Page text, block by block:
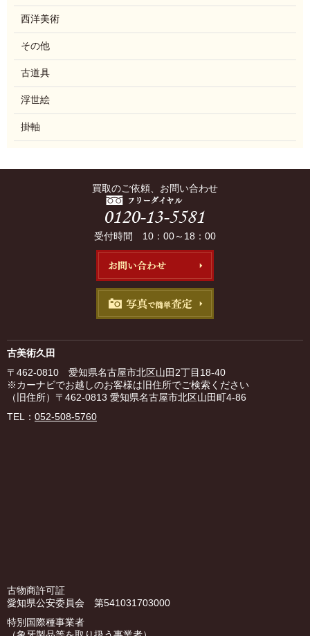
西洋美術
その他
古道具
浮世絵
掛軸
買取のご依頼、お問い合わせ
受付時間 10：00～18：00
古美術久田
〒462-0810 愛知県名古屋市北区山田2丁目18-40
※カーナビでお越しのお客様は旧住所でご検索ください
（旧住所）〒462-0813 愛知県名古屋市北区山田町4-86
TEL： 052-508-5760
古物商許可証
愛知県公安委員会 第541031703000
特別国際種事業者